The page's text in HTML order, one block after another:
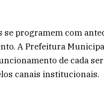
se programem com
A Prefeitura
de cada
canais institucionais.